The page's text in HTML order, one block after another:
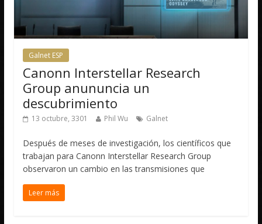
Galnet ESP
Canonn Interstellar Research
Group anununcia un
descubrimiento
13 octubre, 3301 Phil Wu Galnet
Después de meses de investigación, los científicos que
trabajan para Canonn Interstellar Research Group
observaron un cambio en las transmisiones que
Leer más